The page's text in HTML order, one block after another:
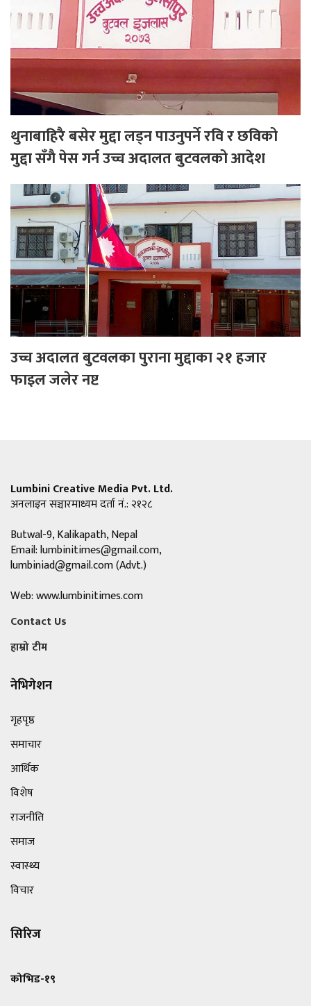
थुनाबाहिरै बसेर मुद्दा लड्न पाउनुपर्ने रवि र छविको
मुद्दा सँगै पेस गर्न उच्च अदालत बुटवलको आदेश
उच्च अदालत बुटवलका पुराना मुद्दाका २१ हजार
फाइल जलेर नष्ट
Lumbini Creative Media Pvt. Ltd.
अनलाइन सञ्चारमाध्यम दर्ता नं.: २१२८
Butwal-9, Kalikapath, Nepal
Email:lumbinitimes@gmail.com,
lumbiniad@gmail.com(Advt.)
Web: www.lumbinitimes.com
Contact Us
हाम्रो टीम
नेभिगेशन
गृहपृष्ठ
समाचार
आर्थिक
विशेष
राजनीति
समाज
स्वास्थ्य
विचार
सिरिज
कोभिड-१९